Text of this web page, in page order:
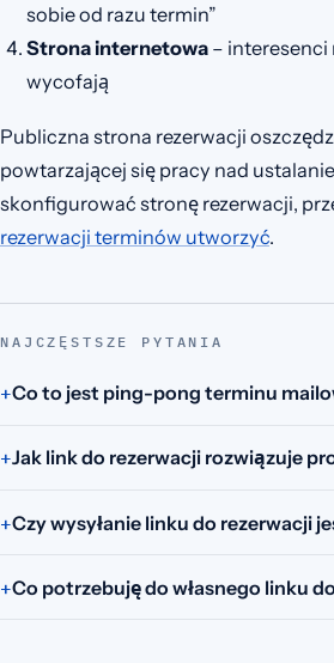
sobie od razu termin”
Strona internetowa – interesenci
wycofają
Publiczna strona rezerwacji
powtarzającej się pracy nad
skonfigurować stronę rezerwacji,
rezerwacji terminów utworzyć.
NAJCZĘSTSZE PYTANIA
Co to jest ping-pong terminu
Jak link do rezerwacji rozwiązuje
Czy wysyłanie linku do rezerwacji
Co potrzebuję do własnego linku